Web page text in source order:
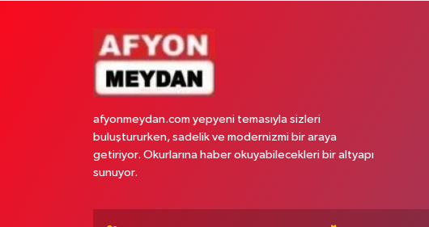
afyonmeydan.com yepyeni temasıyla sizleri
buluştururken, sadelik ve modernizmi bir araya
getiriyor. Okurlarına haber okuyabilecekleri bir altyapı
sunuyor.